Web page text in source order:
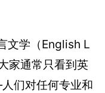
文学（English L
家通常只看到英
们对任何专业和